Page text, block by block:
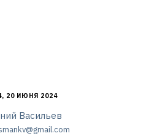
20 ИЮНЯ 2024
Васильев